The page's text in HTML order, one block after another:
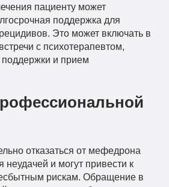
пациенту может
поддержка для
Это может включать в
с психотерапевтом,
поддержки и прием
отказаться от мефедрона
неудачей и могут привести к
рискам. Обращение в